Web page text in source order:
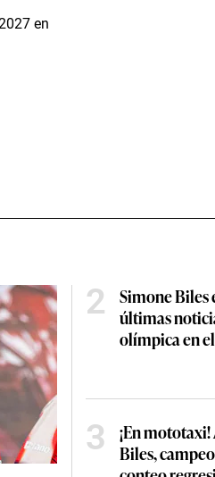
en
2
Simone Biles
últimas
olímpica en
3
¡En
Biles,